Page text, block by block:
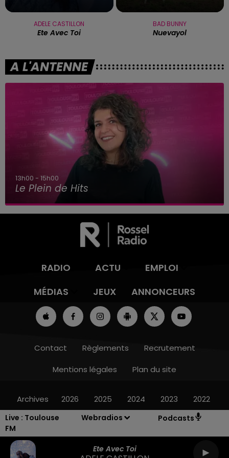
Live : Toulouse
FM
Webradios Podcasts
Ete Avec Toi
ADELE CASTILLON
Ete Avec Toi
BAD BUNNY
Nuevayol
A L'ANTENNE
15h00 - 16h00
Le best-of Team de l'Aprèm
RADIO ACTU
EMPLOI
MÉDIAS
JEUX ANNONCEURS
Contact Règlements
Recrutement
Mentions légales
Plan du site
Archives 2026 2025 2024 2023 2022